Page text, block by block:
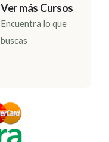
Ver más Cursos
Encuentra lo que
buscas